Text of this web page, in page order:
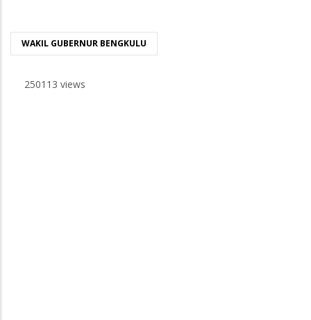
WAKIL GUBERNUR BENGKULU
250113 views